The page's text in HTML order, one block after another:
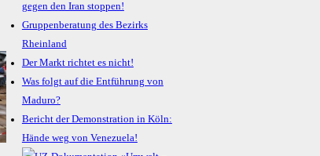
gegen den Iran stoppen!
Gruppenberatung des Bezirks
Rheinland
Der Markt richtet es nicht!
Was folgt auf die Entführung von
Maduro?
Bericht der Demonstration in Köln:
Hände weg von Venezuela!